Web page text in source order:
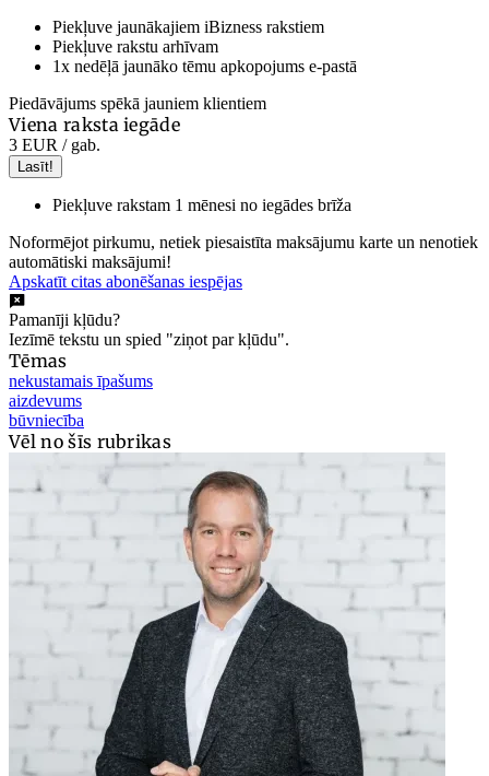
Piekļuve jaunākajiem iBizness rakstiem
Piekļuve rakstu arhīvam
1x nedēļā jaunāko tēmu apkopojums e-pastā
Piedāvājums spēkā jauniem klientiem
Viena raksta iegāde
3 EUR / gab.
Lasīt!
Piekļuve rakstam 1 mēnesi no iegādes brīža
Noformējot pirkumu, netiek piesaistīta maksājumu karte un nenotiek
automātiski maksājumi!
Apskatīt citas abonēšanas iespējas
Pamanīji kļūdu?
Iezīmē tekstu un spied "ziņot par kļūdu".
Tēmas
nekustamais īpašums
aizdevums
būvniecība
Vēl no šīs rubrikas